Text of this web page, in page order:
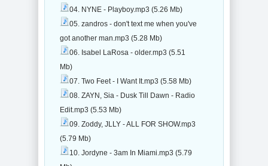
04. NYNE - Playboy.mp3 (5.26 Mb)
05. zandros - don't text me when you've
got another man.mp3 (5.28 Mb)
06. Isabel LaRosa - older.mp3 (5.51
Mb)
07. Two Feet - I Want It.mp3 (5.58 Mb)
08. ZAYN, Sia - Dusk Till Dawn - Radio
Edit.mp3 (5.53 Mb)
09. Zoddy, JLLY - ALL FOR SHOW.mp3
(5.79 Mb)
10. Jordyne - 3am In Miami.mp3 (5.79